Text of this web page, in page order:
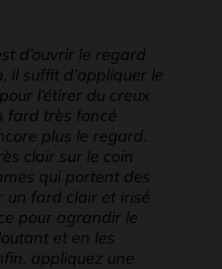
d’ouvrir le regard
il suffit d’appliquer le
l’étirer du creux
fard très foncé
plus le regard.
clair sur le coin
qui portent des
un fard clair et irisé
pour agrandir le
et en les
appliquez une